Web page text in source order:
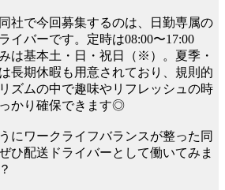
社で今回募集するのは、日勤専属の
イバーです。定時は08:00〜17:00
は基本土・日・祝日（※）。夏季・
長期休暇も用意されており、規則的
ズムの中で趣味やリフレッシュの時
かり確保できます◎
にワークライフバランスが整った同
ひ配送ドライバーとして働いてみま